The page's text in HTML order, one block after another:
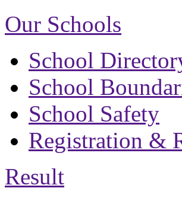
Our Schools
School
School
School Safety
Registration &
Result